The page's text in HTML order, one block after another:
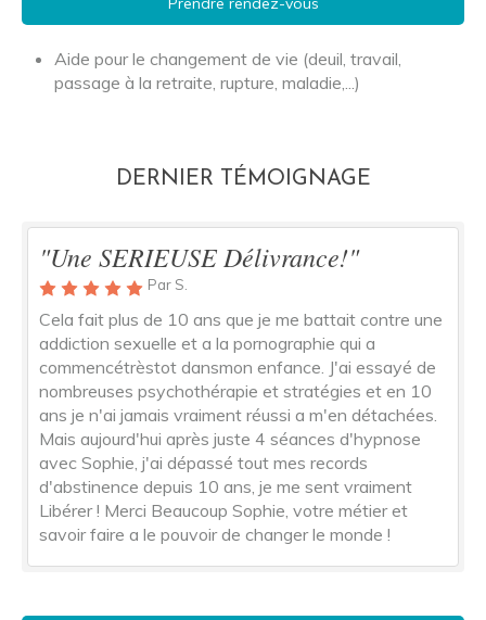
Aide pour le changement de vie (deuil, travail,
passage à la retraite, rupture, maladie,...)
DERNIER TÉMOIGNAGE
"Une SERIEUSE Délivrance!"
Par S.
Cela fait plus de 10 ans que je me battait contre une
addiction sexuelle et a la pornographie qui a
commencétrèstot dansmon enfance. J'ai essayé de
nombreuses psychothérapie et stratégies et en 10
ans je n'ai jamais vraiment réussi a m'en détachées.
Mais aujourd'hui après juste 4 séances d'hypnose
avec Sophie, j'ai dépassé tout mes records
d'abstinence depuis 10 ans, je me sent vraiment
Libérer ! Merci Beaucoup Sophie, votre métier et
savoir faire a le pouvoir de changer le monde !